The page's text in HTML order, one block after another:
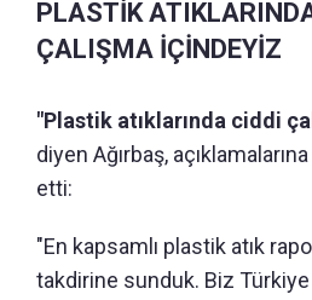
PLASTİK
ÇALIŞMA İÇİNDEYİZ
"Plastik atıklarında ciddi
diyen Ağırbaş,
etti:
"En kapsamlı plastik atık
takdirine sunduk. Biz